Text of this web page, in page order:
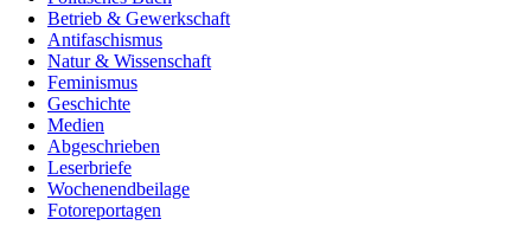
Betrieb & Gewerkschaft
Antifaschismus
Natur & Wissenschaft
Feminismus
Geschichte
Medien
Abgeschrieben
Leserbriefe
Wochenendbeilage
Fotoreportagen